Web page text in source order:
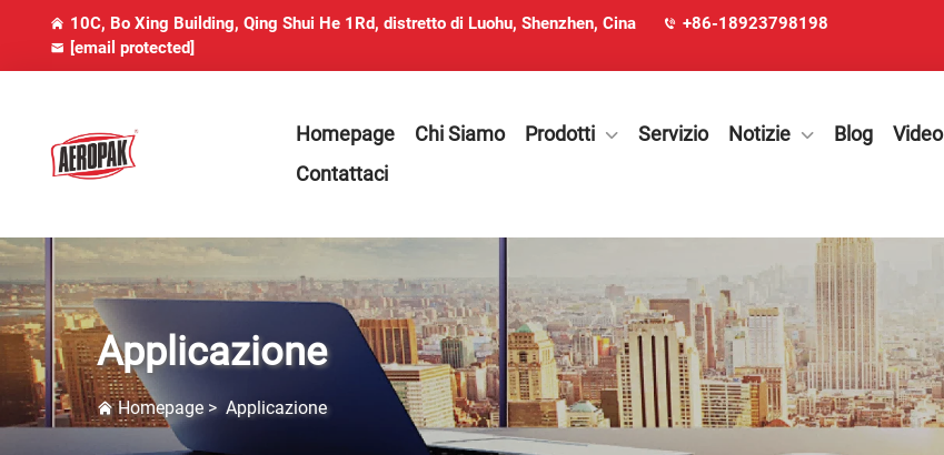
10C, Bo Xing Building, Qing Shui He 1Rd, distretto di Luohu, Shenzhen, Cina
+86-18923798198
[email protected]
Homepage Chi Siamo Prodotti Servizio Notizie Blog Video
Contattaci
Applicazione
Homepage > Applicazione